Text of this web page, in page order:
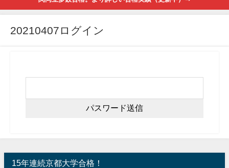
20210407ログイン
15年連続京都大学合格！